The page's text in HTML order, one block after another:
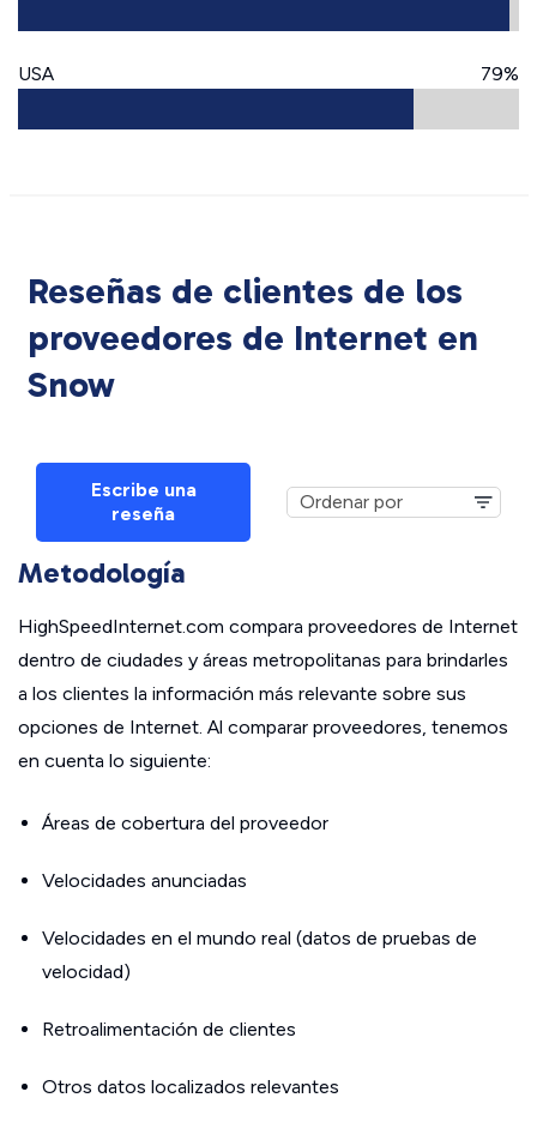
USA 79%
Reseñas de clientes de los
proveedores de Internet en
Snow
Escribe una
reseña
Metodología
HighSpeedInternet.com compara proveedores de Internet
dentro de ciudades y áreas metropolitanas para brindarles
a los clientes la información más relevante sobre sus
opciones de Internet. Al comparar proveedores, tenemos
en cuenta lo siguiente:
Áreas de cobertura del proveedor
Velocidades anunciadas
Velocidades en el mundo real (datos de pruebas de
velocidad)
Retroalimentación de clientes
Otros datos localizados relevantes